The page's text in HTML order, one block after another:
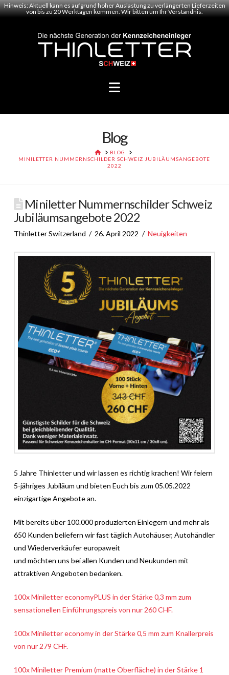
Hinweis: Aktuell kann es aufgrund hoher Auslastung zu verlängerten Lieferzeiten
von bis zu 20 Werktagen kommen. Wir bitten um Ihr Verständnis.
Navigation
Blog
HOME
BLOG
MINILETTER NUMMERNSCHILDER SCHWEIZ JUBILÄUMSANGEBOTE
2022
Miniletter Nummernschilder Schweiz
Jubiläumsangebote 2022
Thinletter Switzerland 26. April 2022 Neuigkeiten
5 Jahre Thinletter und wir lassen es richtig krachen! Wir feiern
5-jähriges Jubiläum und bieten Euch bis zum 05.05.2022
einzigartige Angebote an.
Mit bereits über 100.000 produzierten Einlegern und mehr als
650 Kunden beliefern wir fast täglich Autohäuser, Autohändler
und Wiederverkäufer europaweit
und möchten uns bei allen Kunden und Neukunden mit
attraktiven Angeboten bedanken.
100x Miniletter economyPLUS in der Stärke 0,3 mm zum
sensationellen Einführungspreis von nur 260 CHF.
100x Miniletter economy in der Stärke 0,5 mm zum Knallerpreis
von nur 279 CHF.
100x Miniletter Premium (matte Oberfläche) in der Stärke 1